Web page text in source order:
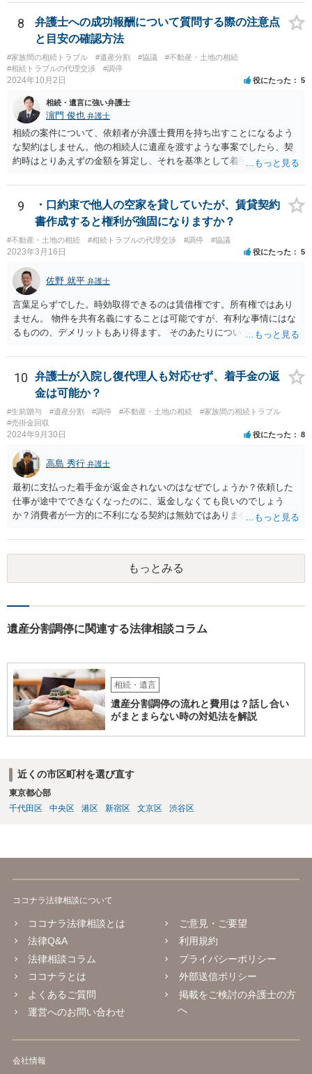
価）は不要ということもあります。 ただ、前提として、遺産分割はし
なければならないでしょうから、現実的にはいずれにせよ不動産評価
は必要でしょう。
8
弁護士への成功報酬について質問する際の注意点
と目安の確認方法
#家族間の相続トラブル #遺産分割 #協議
#不動産・土地の相続
#相続トラブルの代理交渉
#調停
2024年10月2日 役にたった 5
相続・遺言に強い弁護士
濵門 俊也 弁護士
相続の案件について、依頼者が弁護士費用を持ち出すことになるよう
な契約はしません。他の相続人に遺産を渡すような事案でしたら、契
約時はとりあえずの金額を算定し、それを基準として着手金を設定
あり得ます。 今後の見通しを言わないで契約はできないです。依頼者
が納得できる説明を受けるべきです。
9
・口約束で他人の空家を貸していたが、賃貸契約
書作成すると権利が強固になりますか？
#不動産・土地の相続 #相続トラブルの代理交渉 #調停 #協議
2023年3月16日 役にたった 5
佐野 就平 弁護士
言葉足らずでした。時効取得できるのは賃借権です。所有権ではあり
ません。 物件を共有名義にすることは可能ですが、有利な事情にはな
るものの、デメリットもあり得ます。 そのあたりについては、お近く
10
弁護士が入院し復代理人も対応せず、着手金の返
金は可能か？
#生前贈与 #遺産分割 #調停 #不動産・土地の相続
#家族間の相続トラブル
#売掛金回収
2024年9月30日 役にたった 8
高島 秀行 弁護士
最初に支払った着手金が返金されないのはなぜでしょうか？依頼した
仕事が途中でできなくなったのに、返金しなくても良いのでしょう
か？消費者が一方的に不利になる契約は無効ではありませんか？
務があると思います。 倒れた弁護士が所属する弁護士会に相談さ
れた方がよいと思います。 倒れた弁護士は脳梗塞で倒れたようで
すが、 判断能力があり、復代理を倒れた弁護士の判断で復代理を
選任したのか 即ち、復代理人の選任は有効なのかという問題もあ
もっとみる
遺産分割調停に関連する法律相談コラム
相続・遺言
遺産分割調停の流れと費用は？話し合い
がまとまらない時の対処法を解説
近くの市区町村を選び直す
東京都心部
千代田区
中央区 港区 新宿区 文京区 渋谷区
ココナラ法律相談について
ココナラ法律相談とは
法律Q&A
法律相談コラム
ココナラとは
よくあるご質問
運営へのお問い合わせ
ご意見・ご要望
利用規約
プライバシーポリシー
外部送信ポリシー
掲載をご検討の弁護士の方
へ
会社情報